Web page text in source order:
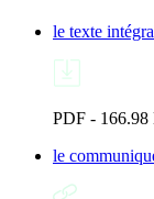
le texte
PDF - 166.98
le